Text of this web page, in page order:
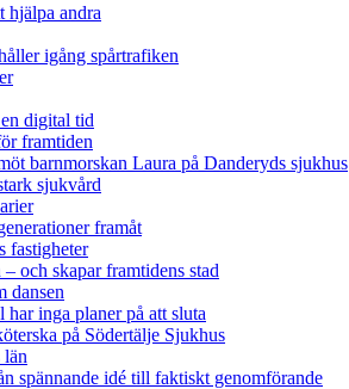
hjälpa andra
igång spårtrafiken
digital tid
framtiden
barnmorskan Laura på Danderyds sjukhus
sjukvård
framåt
fastigheter
och skapar framtidens stad
dansen
inga planer på att sluta
på Södertälje Sjukhus
spännande idé till faktiskt genomförande